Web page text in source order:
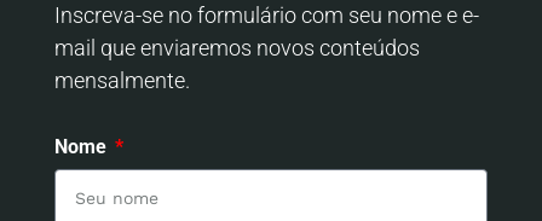
Inscreva-se no formulário com seu nome e e-
mail que enviaremos novos conteúdos
mensalmente.
Nome